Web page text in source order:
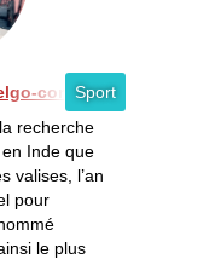
Sport
congolais, Jacques
recherche
Inde que
valises, l’an
pour
le plus